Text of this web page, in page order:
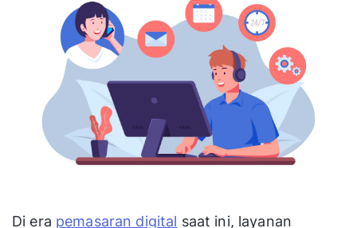
Di era pemasaran digital saat ini, layanan